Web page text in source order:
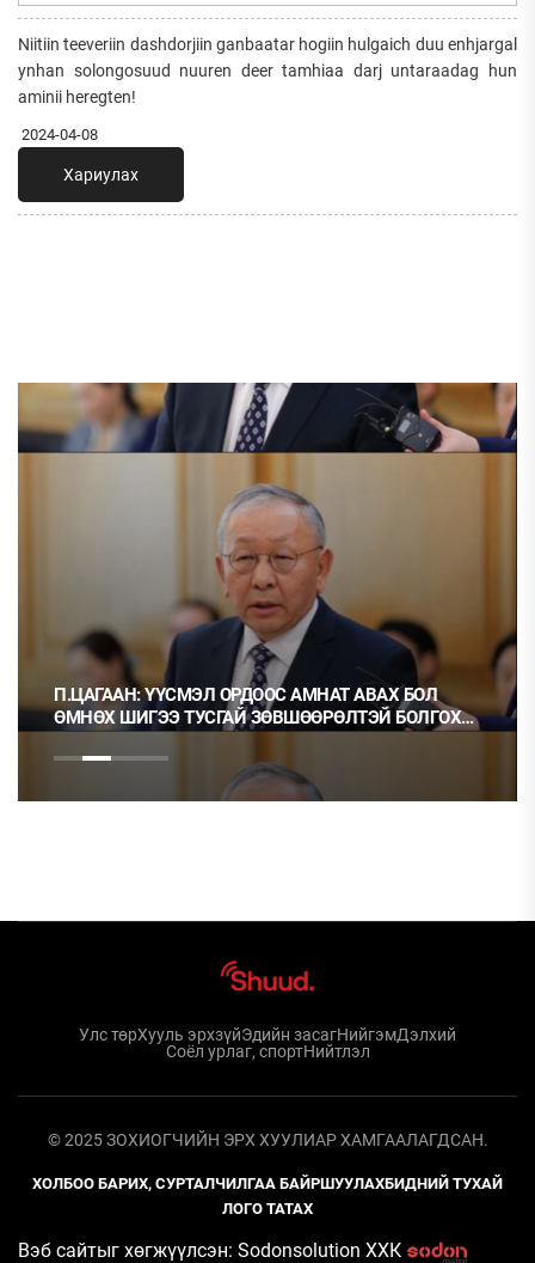
Niitiin teeveriin dashdorjiin ganbaatar hogiin hulgaich duu enhjargal
ynhan solongosuud nuuren deer tamhiaa darj untaraadag hun
aminii heregten!
2024-04-08
Хариулах
П.ЦАГААН: ҮҮСМЭЛ ОРДООС АМНАТ АВАХ БОЛ
ӨМНӨХ ШИГЭЭ ТУСГАЙ ЗӨВШӨӨРӨЛТЭЙ БОЛГОХ
Улс төрХууль эрхзүйЭдийн засагНийгэмДэлхий
Соёл урлаг, спортНийтлэл
© 2025 ЗОХИОГЧИЙН ЭРХ ХУУЛИАР ХАМГААЛАГДСАН.
ХОЛБОО БАРИХ, СУРТАЛЧИЛГАА БАЙРШУУЛАХБИДНИЙ ТУХАЙ
ЛОГО ТАТАХ
Вэб сайтыг хөгжүүлсэн: Sodonsolution ХХК